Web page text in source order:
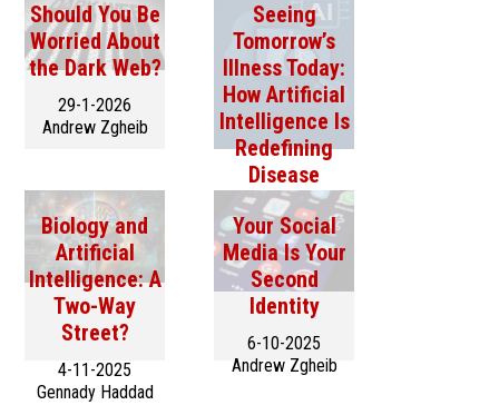
Should You Be
Worried About
the Dark Web?
29-1-2026
Andrew Zgheib
Seeing
Tomorrow’s
Illness Today:
How Artificial
Intelligence Is
Redefining
Disease
Prediction
24-12-2025
Thea Maria
Yammine
Biology and
Artificial
Intelligence: A
Two-Way
Street?
4-11-2025
Gennady Haddad
Your Social
Media Is Your
Second
Identity
6-10-2025
Andrew Zgheib